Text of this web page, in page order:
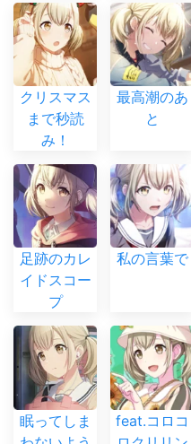
クリスマス
まで秒読
み！
最高潮のあ
と
足跡のカレ
イドスコー
プ
私の言葉で
眠ってしま
feat.コロコ